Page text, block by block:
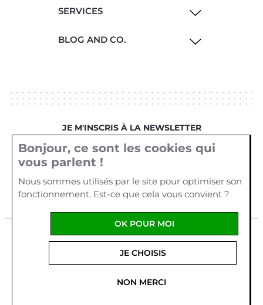
SERVICES
BLOG AND CO.
JE M'INSCRIS À LA NEWSLETTER
Votre email
Mentions légales Cookies
Crédits
1 allée Véga Parc d'Activités Plein
56170 QUIBERON-France Tel :02 97 29 55 62
Fabriqué en France
Bonjour, ce sont les cookies qui
vous parlent !
Nous sommes utilisés par le site pour optimiser son
fonctionnement. Est-ce que cela vous convient ?
NON MERCI
JE CHOISIS
OK POUR MOI